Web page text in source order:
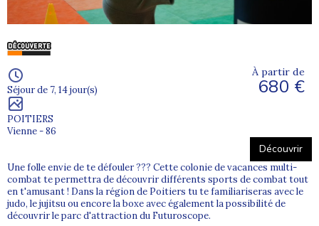
Séjour de 7, 14 jour(s)
POITIERS
Vienne - 86
À partir de
680 €
Découvrir
Une folle envie de te défouler ??? Cette colonie de vacances multi-
combat te permettra de découvrir différents sports de combat tout
en t'amusant ! Dans la région de Poitiers tu te familiariseras avec le
judo, le jujitsu ou encore la boxe avec également la possibilité de
découvrir le parc d'attraction du Futuroscope.